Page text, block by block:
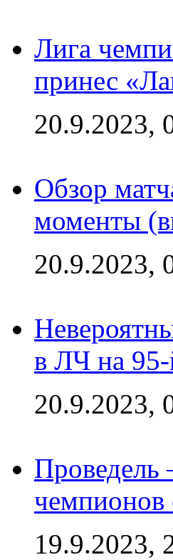
Лига
принес
20.9.2023,
Обзор
моменты
20.9.2023,
в ЛЧ на
20.9.2023,
Проведель
чемпионов
19.9.2023,